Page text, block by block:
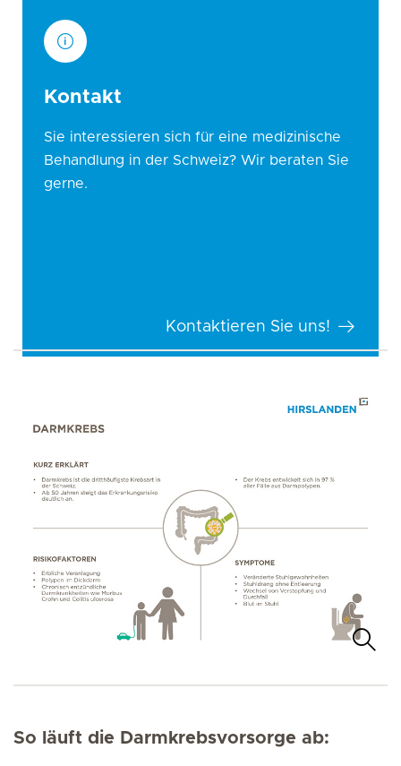
Kontakt
Sie interessieren sich für eine medizinische
Behandlung in der Schweiz? Wir beraten Sie
gerne.
Kontaktieren Sie uns!
So läuft die Darmkrebsvorsorge ab: